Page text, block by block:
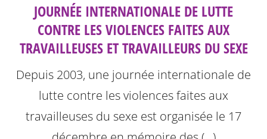
JOURNÉE INTERNATIONALE DE LUTTE
CONTRE LES VIOLENCES FAITES AUX
TRAVAILLEUSES ET TRAVAILLEURS DU SEXE
Depuis 2003, une journée internationale de
lutte contre les violences faites aux
travailleuses du sexe est organisée le 17